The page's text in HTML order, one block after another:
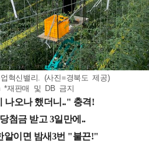
혁신밸리. (사진=경북도 제공)
*재판매 및 DB 금지